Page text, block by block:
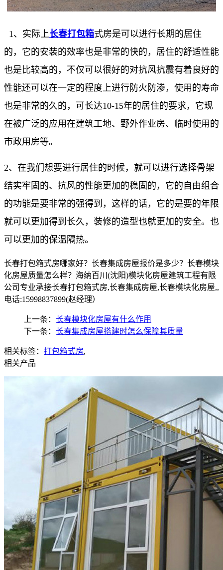
1、实际上长春打包箱式房是可以进行长期的居住
的，它的安装的效率也是非常的快的，居住的舒适性能
也是比较高的，不仅可以很好的对抗风抗震有着良好的
性能还可以在一定的程度上进行防火防渗，使用的寿命
也是非常的久的，可长达10-15年的居住的要求，它现
在被广泛的应用在建筑工地、野外作业房、临时使用的
市政用房等。
2、在我们想要进行居住的时候，就可以进行选择骨架
结实牢固的、抗风的性能更加的稳固的，它的自由组合
的功能是要非常的强得到，这样的话，它的是要的年限
就可以更加得到长久，装修的造型也就更加的安全。也
可以更加的保温隔热。
长春打包箱式房哪家好？长春集成房屋报价是多少？长春模块
化房屋质量怎么样？海纳百川(沈阳)模块化房屋建筑工程有限
公司专业承接长春打包箱式房,长春集成房屋,长春模块化房屋,,
电话:15998837899(赵经理）
上一条： 长春模块化房屋有什么作用
下一条： 长春集成房屋搭建时怎么保障其质量
相关标签： 打包箱式房,
相关产品